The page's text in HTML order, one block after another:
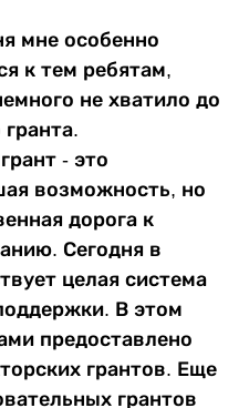
мне особенно
к тем ребятам,
не хватило до
- это
возможность, но
дорога к
Сегодня в
целая система
В этом
предоставлено
грантов. Еще
грантов